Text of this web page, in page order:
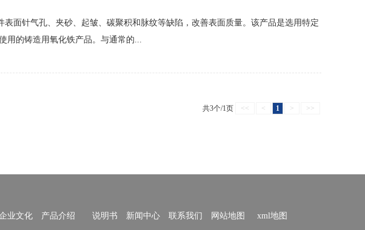
面针气孔、夹砂、起皱、碳聚积和脉纹等缺陷，改善表面质量。该产品是选用特定
用的铸造用氧化铁产品。与通常的...
共3个/1页 << < 1 > >>
业文化 产品介绍 说明书 新闻中心 联系我们 网站地图 xml地图